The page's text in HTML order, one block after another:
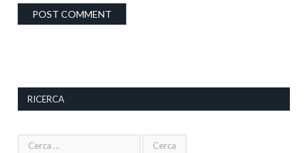
RICERCA